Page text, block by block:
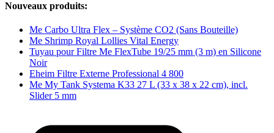
Nouveaux produits:
Me Carbo Ultra Flex – Système CO2 (Sans Bouteille)
Me Shrimp Royal Lollies Vital Energy
Tuyau pour Filtre Me FlexTube 19/25 mm (3 m) en Silicone
Noir
Eheim Filtre Externe Professional 4 800
Me My Tank Systema K33 27 L (33 x 38 x 22 cm), incl.
Slider 5 mm